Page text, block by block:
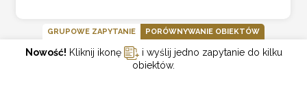
PARTNERZY
GRUPOWE ZAPYTANIE PORÓWNYWANIE OBIEKTÓW
Nowość! Kliknij ikonę
i wyślij jedno zapytanie do kilku
obiektów.